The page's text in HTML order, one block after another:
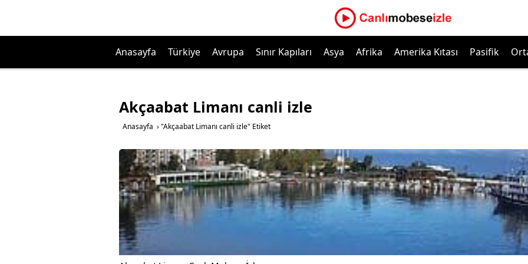
Anasayfa Türkiye Avrupa Sınır Kapıları Asya Afrika Amerika Kıtası Pasifik
Akçaabat Limanı canli izle
Anasayfa › "Akçaabat Limanı canli izle" Etiket